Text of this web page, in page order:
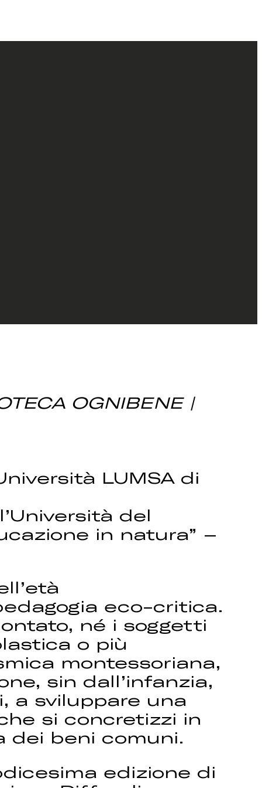
OGNIBENE |
LUMSA di
del
in natura” –
eco-critica.
né i soggetti
o più
montessoriana,
sin dall’infanzia,
a sviluppare una
si concretizzi in
dei beni comuni.
edizione di